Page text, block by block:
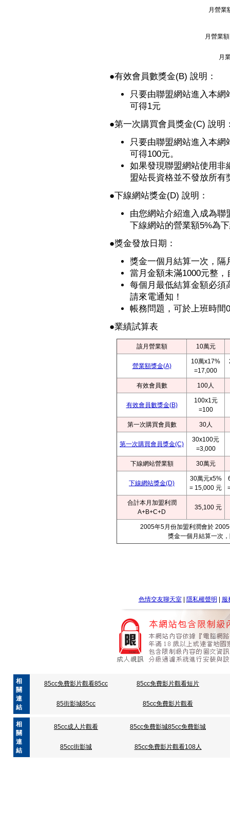
月營業
月營業
月
●有效會員數獎金(B) 說明：
只要由聯盟網站進入本
可得1元
●第一次購買會員獎金(C) 說明
只要由聯盟網站進入本
可得100元。
如果發現聯盟網站使用非
盟站長資格並不發放所有
●下線網站獎金(D) 說明：
由您網站介紹進入成為
下線網站的營業額5%為
●獎金發放日期：
獎金一個月結算一次，隔
當月金額未滿1000元整
每個月最低結算金額必須
請來電通知！
帳務問題，可於上班時間
●業績試算表
該月營業額 10萬元
營業額獎金(A)
10萬x17%
=17,000
有效會員數 100人
有效會員數獎金(B)
100x1元
=100
第一次購買會員數 30人
第一次購買會員獎金(C)
30x100元
=3,000
下線網站營業額 30萬元
下線網站獎金(D)
30萬元x5%
= 15,000 元
合計本月加盟利潤
A+B+C+D
35,100 元
2005年5月份加盟利潤會於
獎金一個月結算一次
色情交友聊天室| 隱私權聲明 服
相
關
連
結
85cc免費影片觀看85cc 85cc免費影片觀看短片
85街影城85cc 85cc免費影片觀看
相
關
連
結
85cc成人片觀看 85cc免費影城85cc免費影城
85cc街影城 85cc免費影片觀看108人